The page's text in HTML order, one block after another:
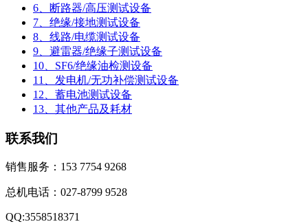
6、断路器/高压测试设备
7、绝缘/接地测试设备
8、线路/电缆测试设备
9、避雷器/绝缘子测试设备
10、SF6/绝缘油检测设备
11、发电机/无功补偿测试设备
12、蓄电池测试设备
13、其他产品及耗材
联系我们
销售服务： 153 7754 9268
总机电话： 027-8799 9528
QQ:3558518371